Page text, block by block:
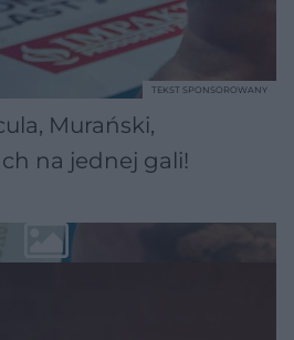
Murański,
na jednej gali!
TEKST SPONSOROWANY